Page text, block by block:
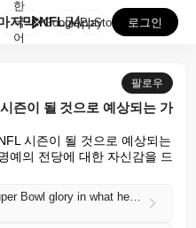
세인츠의 캠 조던, 마지막 NFL 시즌이 될 것으로 예...
한
국
어
GooglePlay
AppStore 로그인
팔로우
즌이 될 것으로 예상되는 가
시즌이 될 것으로 예상되는
예의 전당에 대한 자신감을 드
Saints' Cam Jordan eyes Super Bowl glory in what he expects to be final NFL season